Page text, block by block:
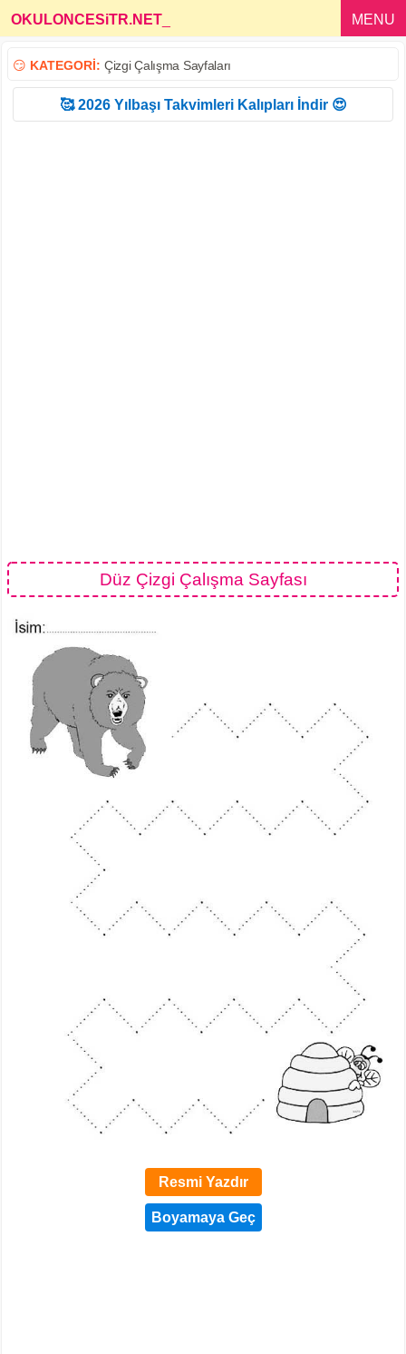
OKULONCESiTR.NET MENU
😏 KATEGORİ: Çizgi Çalışma Sayfaları
🥰 2026 Yılbaşı Takvimleri Kalıpları İndir 😍
Düz Çizgi Çalışma Sayfası
Resmi Yazdır